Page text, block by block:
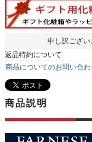
申し訳ござい
返品特約について
商品についてのお問い合
商品説明